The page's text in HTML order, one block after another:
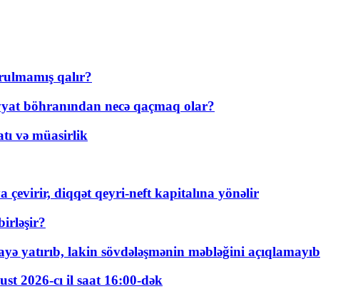
qalır?
böhranından necə qaçmaq olar?
və müasirlik
çevirir, diqqət qeyri-neft kapitalına yönəlir
yatırıb, lakin sövdələşmənin məbləğini açıqlamayıb
2026-cı il saat 16:00-dək